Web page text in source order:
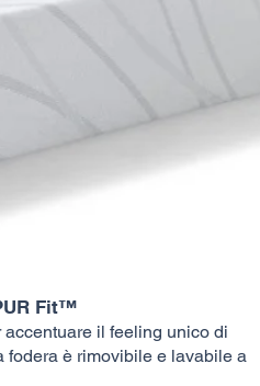
Fit™
accentuare il feeling unico di
fodera è rimovibile e lavabile a